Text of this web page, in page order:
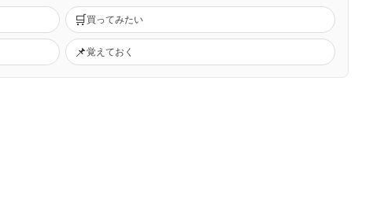
🛒買ってみたい
📌覚えておく